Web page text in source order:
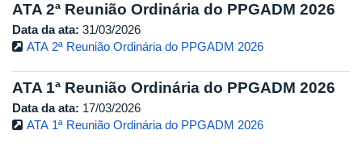
ATA 2ª Reunião Ordinária do PPGADM 2026
Data da ata: 31/03/2026
ATA 2ª Reunião Ordinária do PPGADM 2026
ATA 1ª Reunião Ordinária do PPGADM 2026
Data da ata: 17/03/2026
ATA 1ª Reunião Ordinária do PPGADM 2026